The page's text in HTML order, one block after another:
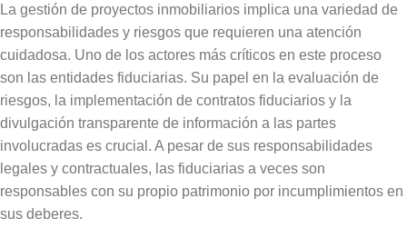
La gestión de proyectos inmobiliarios implica una variedad de
responsabilidades y riesgos que requieren una atención
cuidadosa. Uno de los actores más críticos en este proceso
son las entidades fiduciarias. Su papel en la evaluación de
riesgos, la implementación de contratos fiduciarios y la
divulgación transparente de información a las partes
involucradas es crucial. A pesar de sus responsabilidades
legales y contractuales, las fiduciarias a veces son
responsables con su propio patrimonio por incumplimientos en
sus deberes.